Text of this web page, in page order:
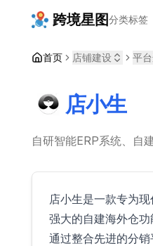
跨境星图分类标签
首页 店铺建设 平
店小生
自研智能ERP系统、自
店小生是一款专为
强大的自建海外仓
通过整合先进的分